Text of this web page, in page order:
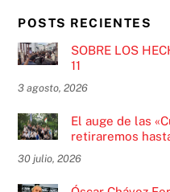
POSTS RECIENTES
SOBRE LOS
11
3 agosto, 2026
El auge de las
retiraremos
30 julio, 2026